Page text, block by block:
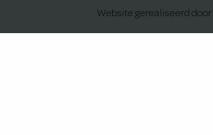
Website gerealiseerd door